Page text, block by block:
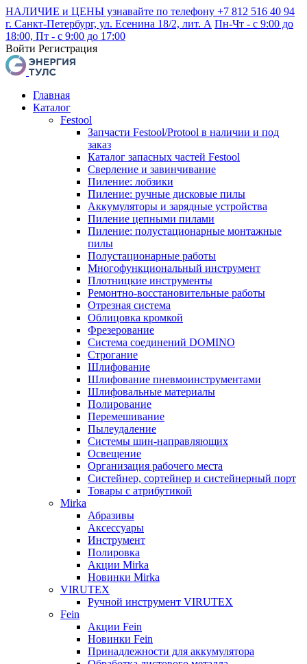
НАЛИЧИЕ и ЦЕНЫ узнавайте по телефону +7 812 516 40 94
г. Санкт-Петербург, ул. Есенина 18/2, лит. А Пн-Чт - с 9:00 до
18:00, Пт - с 9:00 до 17:00
Войти Регистрация
Главная
Каталог
Festool
Запчасти Festool/Protool в наличии и под
заказ
Каталог запасных частей Festool
Сверление и завинчивание
Пиление: лобзики
Пиление: ручные дисковые пилы
Аккумуляторы и зарядные устройства
Пиление цепными пилами
Пиление: полустационарные монтажные
пилы
Полустационарные работы
Многофункциональный инструмент
Плотницкие инструменты
Ремонтно-восстановительные работы
Отрезная система
Облицовка кромкой
Фрезерование
Система соединений DOMINO
Строгание
Шлифование
Шлифование пневмоинструментами
Шлифовальные материалы
Полирование
Перемешивание
Пылеудаление
Системы шин-направляющих
Освещение
Организация рабочего места
Систейнер, сортейнер и систейнерный порт
Товары с атрибутикой
Mirka
Абразивы
Аксессуары
Инструмент
Полировка
Акции Mirka
Новинки Mirka
VIRUTEX
Ручной инструмент VIRUTEX
Fein
Акции Fein
Новинки Fein
Принадлежности для аккумулятора